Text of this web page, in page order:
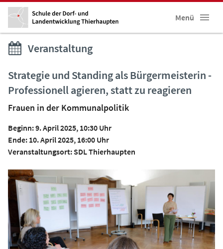
Menü
Veranstaltung
Strategie und Standing als Bürgermeisterin -
Professionell agieren, statt zu reagieren
Frauen in der Kommunalpolitik
Beginn: 9. April 2025, 10:30 Uhr
Ende: 10. April 2025, 16:00 Uhr
Veranstaltungsort: SDL Thierhaupten